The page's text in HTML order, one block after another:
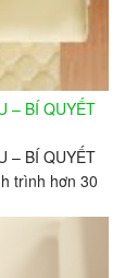
– BÍ QUYẾT
– BÍ QUYẾT
trình hơn 30